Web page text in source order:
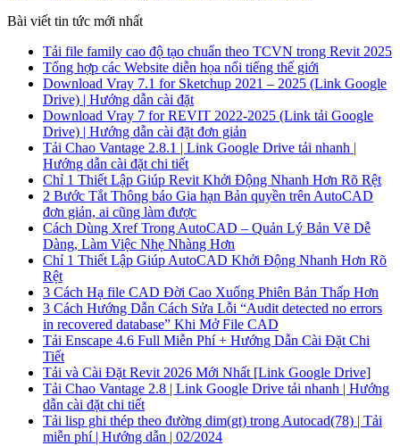
Bài viết tin tức mới nhất
Tải file family cao độ tạo chuẩn theo TCVN trong Revit 2025
Tổng hợp các Website diễn họa nổi tiếng thế giới
Download Vray 7.1 for Sketchup 2021 – 2025 (Link Google
Drive) | Hướng dẫn cài đặt
Download Vray 7 for REVIT 2022-2025 (Link tải Google
Drive) | Hướng dẫn cài đặt đơn giản
Tải Chao Vantage 2.8.1 | Link Google Drive tải nhanh |
Hướng dẫn cài đặt chi tiết
Chỉ 1 Thiết Lập Giúp Revit Khởi Động Nhanh Hơn Rõ Rệt
2 Bước Tắt Thông báo Gia hạn Bản quyền trên AutoCAD
đơn giản, ai cũng làm được
Cách Dùng Xref Trong AutoCAD – Quản Lý Bản Vẽ Dễ
Dàng, Làm Việc Nhẹ Nhàng Hơn
Chỉ 1 Thiết Lập Giúp AutoCAD Khởi Động Nhanh Hơn Rõ
Rệt
3 Cách Hạ file CAD Đời Cao Xuống Phiên Bản Thấp Hơn
3 Cách Hướng Dẫn Cách Sửa Lỗi “Audit detected no errors
in recovered database” Khi Mở File CAD
Tải Enscape 4.6 Full Miễn Phí + Hướng Dẫn Cài Đặt Chi
Tiết
Tải và Cài Đặt Revit 2026 Mới Nhất [Link Google Drive]
Tải Chao Vantage 2.8 | Link Google Drive tải nhanh | Hướng
dẫn cài đặt chi tiết
Tải lisp ghi thép theo đường dim(gt) trong Autocad(78) | Tải
miễn phí | Hướng dẫn | 02/2024